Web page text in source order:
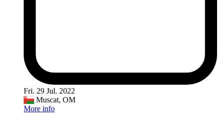
Fri. 29 Jul. 2022
Muscat, OM
More info